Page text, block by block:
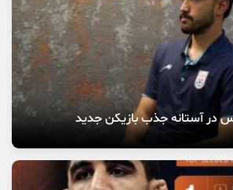
در آستانه جذب بازیکن جدید